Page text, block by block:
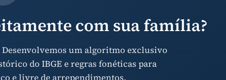
com sua família?
Desenvolvemos um algoritmo exclusivo
do IBGE e regras fonéticas para
e livre de arrependimentos.